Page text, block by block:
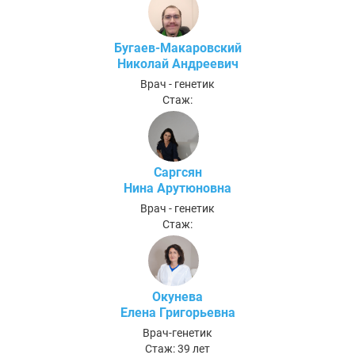
Бугаев-Макаровский
Николай Андреевич
Врач - генетик
Стаж:
Саргсян
Нина Арутюновна
Врач - генетик
Стаж:
Окунева
Елена Григорьевна
Врач-генетик
Стаж: 39 лет